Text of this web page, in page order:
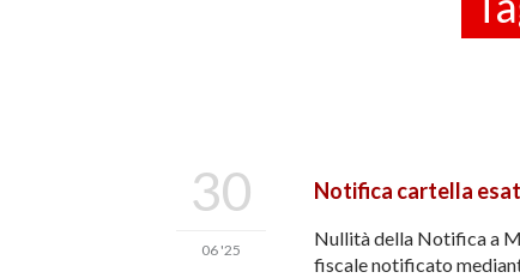
30
06 '25
Notifica cartella
Nullità della Notifica a
fiscale notificato